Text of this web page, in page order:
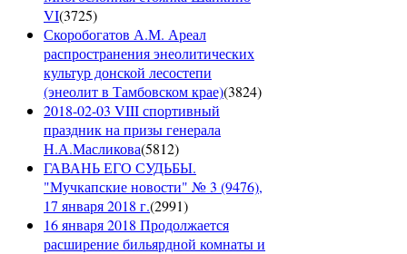
VI(3725)
Скоробогатов А.М. Ареал
распространения энеолитических
культур донской лесостепи
(энеолит в Тамбовском крае)(3824)
2018-02-03 VIII спортивный
праздник на призы генерала
Н.А.Масликова(5812)
ГАВАНЬ ЕГО СУДЬБЫ.
"Мучкапские новости" № 3 (9476),
17 января 2018 г.(2991)
16 января 2018 Продолжается
расширение бильярдной комнаты и